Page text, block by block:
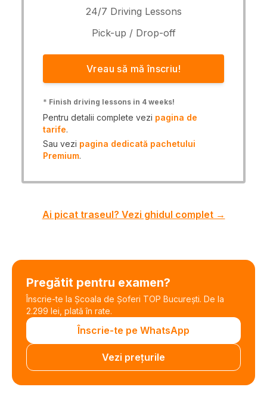
24/7 Driving Lessons
Pick-up / Drop-off
Vreau să mă înscriu!
* Finish driving lessons in 4 weeks!
Pentru detalii complete vezi pagina de
tarife.
Sau vezi pagina dedicată pachetului
Premium.
Ai picat traseul? Vezi ghidul complet →
Pregătit pentru examen?
Înscrie-te la Școala de Șoferi TOP București. De la
2.299 lei, plată în rate.
Înscrie-te pe WhatsApp
Vezi prețurile